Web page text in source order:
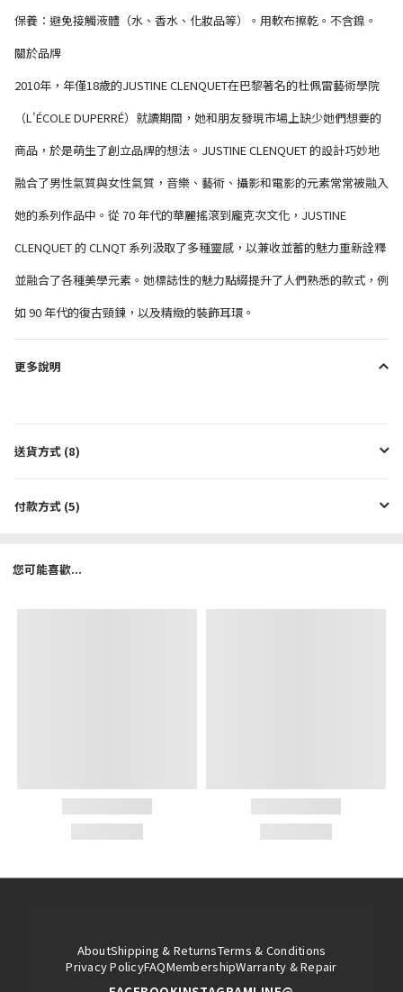
保養：避免接觸液體（水、香水、化妝品等）。用軟布擦乾。不含鎳。
關於品牌
2010年，年僅18歲的JUSTINE CLENQUET在巴黎著名的杜佩雷藝術學院
（L'ÉCOLE DUPERRÉ）就讀期間，她和朋友發現市場上缺少她們想要的
商品，於是萌生了創立品牌的想法。JUSTINE CLENQUET 的設計巧妙地
融合了男性氣質與女性氣質，音樂、藝術、攝影和電影的元素常常被融入
她的系列作品中。從 70 年代的華麗搖滾到龐克次文化，JUSTINE
CLENQUET 的 CLNQT 系列汲取了多種靈感，以兼收並蓄的魅力重新詮釋
並融合了各種美學元素。她標誌性的魅力點綴提升了人們熟悉的款式，例
如 90 年代的復古頸鍊，以及精緻的裝飾耳環。
更多說明
送貨方式 (8)
付款方式 (5)
您可能喜歡...
AboutShipping & ReturnsTerms & Conditions
Privacy PolicyFAQMembershipWarranty & Repair